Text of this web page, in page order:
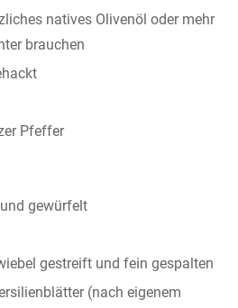
natives Olivenöl oder mehr
brauchen
Pfeffer
gewürfelt
gestreift und fein gespalten
(nach eigenem